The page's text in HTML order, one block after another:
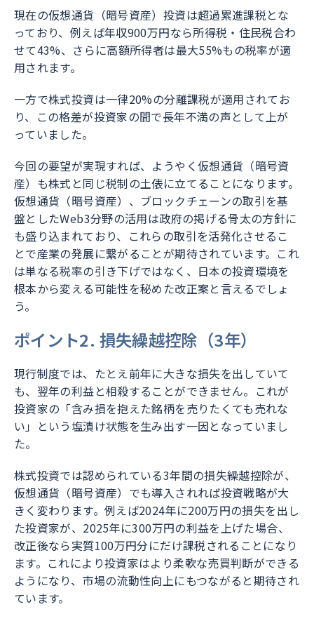
現在の仮想通貨（暗号資産）投資は超過累進課税とな
っており、例えば年収900万円なら所得税・住民税合わ
せて43%、さらに高額所得者は最大55%もの税率が適
用されます。
一方で株式投資は一律20%の分離課税が適用されてお
り、この格差が投資家の間で長年不満の声として上が
っていました。
今回の要望が実現すれば、ようやく仮想通貨（暗号資
産）も株式と同じ税制の土俵に立てることになります。
仮想通貨（暗号資産）、ブロックチェーンの取引を基
盤としたWeb3分野の活用は政府の掲げる骨太の方針に
も盛り込まれており、これらの取引を活発化させるこ
とで産業の発展に繋がることが期待されています。これ
は単なる税率の引き下げではなく、日本の投資環境を
根本から変える可能性を秘めた改正案と言えるでしょ
う。
ポイント2. 損失繰越控除（3年）
現行制度では、たとえ前年に大きな損失を出していて
も、翌年の利益と相殺することができません。これが
投資家の「含み損を抱えた銘柄を売りたくても売れな
い」という塩漬け状態を生み出す一因となっていまし
た。
株式投資では認められている3年間の損失繰越控除が、
仮想通貨（暗号資産）でも導入されれば投資戦略が大
きく変わります。例えば2024年に200万円の損失を出し
た投資家が、2025年に300万円の利益を上げた場合、
改正後なら実質100万円分にだけ課税されることになり
ます。これにより投資家はより柔軟な売買判断ができる
ようになり、市場の流動性向上にもつながると期待され
ています。